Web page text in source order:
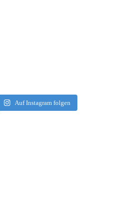
Auf Instagram folgen